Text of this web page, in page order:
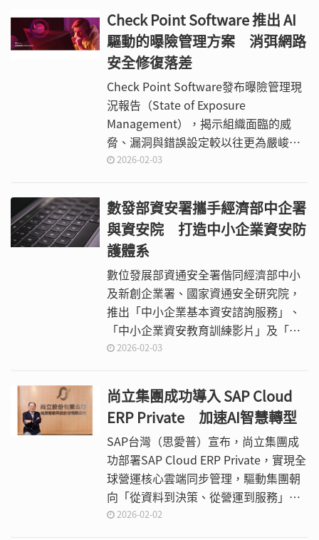
業的海量數據。
Check Point Software 推出 AI
驅動的曝險管理方案 消弭網路
安全修復落差
Check Point Software發布曝險管理現
況報告（State of Exposure
Management），揭示組織面臨的威
脅、漏洞與錯誤設定較以往更為嚴峻，
於一年中識別出的全新威脅情資超過7億
已縮短至數小時；相較之下，多數組織
的回應速度仍偏慢，不僅平均修復時間
（MTTR）長達3.5天，且一年僅約50%
能完成修復。對此，Check Point宣布推
出Check Point Exposure
Management（曝險管理），透過全新
方法將分散數據轉化為具優先順序、可
執行且安全的修復措施，協助組織在AI
時代有效反制網路攻擊。
2026-02-03
數發部資安署攜手經濟部中企署
與資安院 打造中小企業資安防
護體系
數位發展部資通安全署偕同經濟部中小
及新創企業署、國家資通安全研究院，
推出「中小企業基本資安諮詢服務」、
「中小企業資安教育訓練影片」及「資
安星際指南」等多項措施，期透過跨部
為臺灣廣大中小企業打造全方位的資安
防護體系，確保數位競爭力不因資安威
脅而受損。
2026-02-03
尚立集團成功導入 SAP Cloud
ERP Private 加速AI智慧轉型
SAP台灣（思愛普）宣布，尚立集團成
功部署SAP Cloud ERP Private，實現全
球營運核心雲端同步管理，驅動集團朝
向「從資料到決策、從營運到服務」的
全方位智能轉型。長期深耕多角化經營
2026-02-02